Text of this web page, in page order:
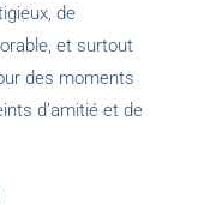
, de
et surtout
des moments
d’amitié et de